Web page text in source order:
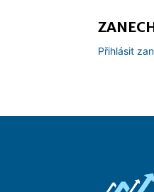
Přihlásit